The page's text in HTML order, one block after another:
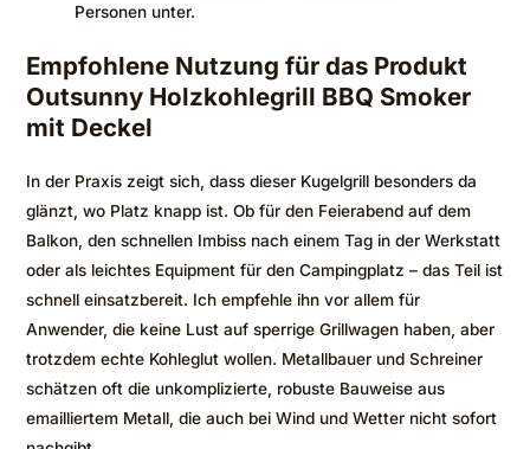
Personen unter.
Empfohlene Nutzung für das Produkt
Outsunny Holzkohlegrill BBQ Smoker
mit Deckel
In der Praxis zeigt sich, dass dieser Kugelgrill besonders da
glänzt, wo Platz knapp ist. Ob für den Feierabend auf dem
Balkon, den schnellen Imbiss nach einem Tag in der Werkstatt
oder als leichtes Equipment für den Campingplatz – das Teil ist
schnell einsatzbereit. Ich empfehle ihn vor allem für
Anwender, die keine Lust auf sperrige Grillwagen haben, aber
trotzdem echte Kohleglut wollen. Metallbauer und Schreiner
schätzen oft die unkomplizierte, robuste Bauweise aus
emailliertem Metall, die auch bei Wind und Wetter nicht sofort